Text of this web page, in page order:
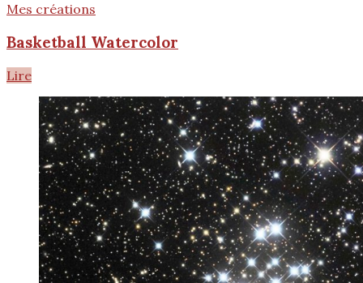
Mes créations
Basketball Watercolor
Lire